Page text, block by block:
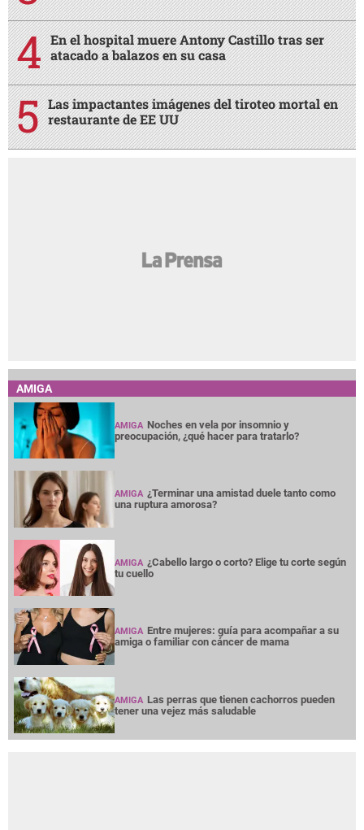
En el hospital muere Antony Castillo tras ser
atacado a balazos en su casa
Las impactantes imágenes del tiroteo mortal en
restaurante de EE UU
AMIGA
AMIGA Noches en vela por insomnio y
preocupación, ¿qué hacer para tratarlo?
AMIGA ¿Terminar una amistad duele tanto como
una ruptura amorosa?
AMIGA ¿Cabello largo o corto? Elige tu corte según
tu cuello
AMIGA Entre mujeres: guía para acompañar a su
amiga o familiar con cáncer de mama
AMIGA Las perras que tienen cachorros pueden
tener una vejez más saludable